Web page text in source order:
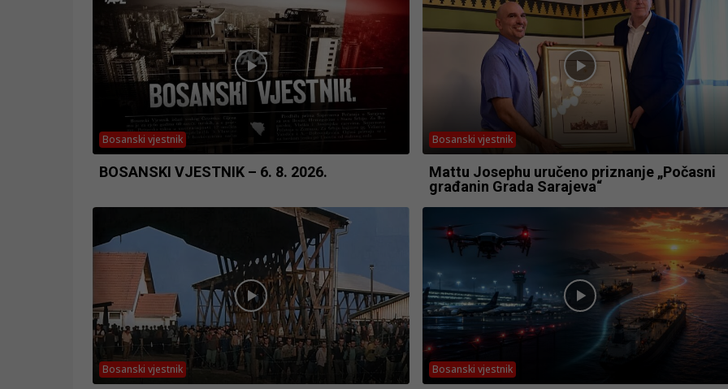
Bosanski vjestnik
BOSANSKI VJESTNIK – 6. 8. 2026.
Bosanski vjestnik
Mattu Josephu uručeno priznanje „Počasni
građanin Grada Sarajeva“
Bosanski vjestnik Bosanski vjestnik